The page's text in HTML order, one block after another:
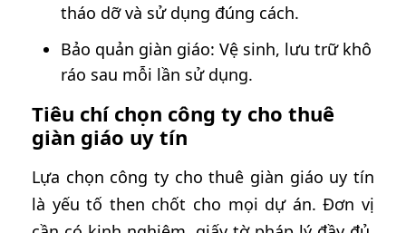
tháo dỡ và sử dụng đúng cách.
Bảo quản giàn giáo: Vệ sinh, lưu trữ khô
ráo sau mỗi lần sử dụng.
Tiêu chí chọn công ty cho thuê
giàn giáo uy tín
Lựa chọn công ty cho thuê giàn giáo uy tín
là yếu tố then chốt cho mọi dự án. Đơn vị